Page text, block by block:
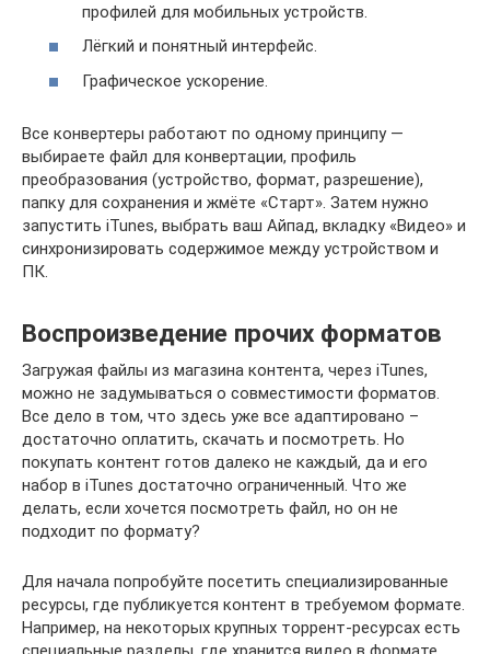
профилей для мобильных устройств.
Лёгкий и понятный интерфейс.
Графическое ускорение.
Все конвертеры работают по одному принципу —
выбираете файл для конвертации, профиль
преобразования (устройство, формат, разрешение),
папку для сохранения и жмёте «Старт». Затем нужно
запустить iTunes, выбрать ваш Айпад, вкладку «Видео» и
синхронизировать содержимое между устройством и
ПК.
Воспроизведение прочих форматов
Загружая файлы из магазина контента, через iTunes,
можно не задумываться о совместимости форматов.
Все дело в том, что здесь уже все адаптировано –
достаточно оплатить, скачать и посмотреть. Но
покупать контент готов далеко не каждый, да и его
набор в iTunes достаточно ограниченный. Что же
делать, если хочется посмотреть файл, но он не
подходит по формату?
Для начала попробуйте посетить специализированные
ресурсы, где публикуется контент в требуемом формате.
Например, на некоторых крупных торрент-ресурсах есть